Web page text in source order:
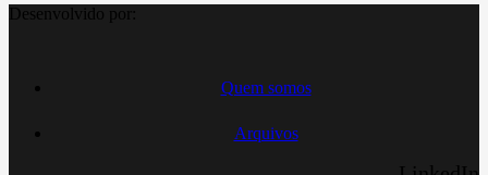
Desenvolvido por:
Quem somos
Arquivos